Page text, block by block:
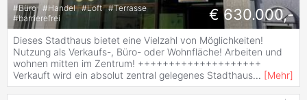
#Büro #Handel #Loft #Terrasse
#barrierefrei € 630.000,-
Dieses Stadthaus bietet eine Vielzahl von Möglichkeiten!
Nutzung als Verkaufs-, Büro- oder Wohnfläche! Arbeiten und
wohnen mitten im Zentrum! ++++++++++++++++++++
Verkauft wird ein absolut zentral gelegenes Stadthaus... [Mehr]